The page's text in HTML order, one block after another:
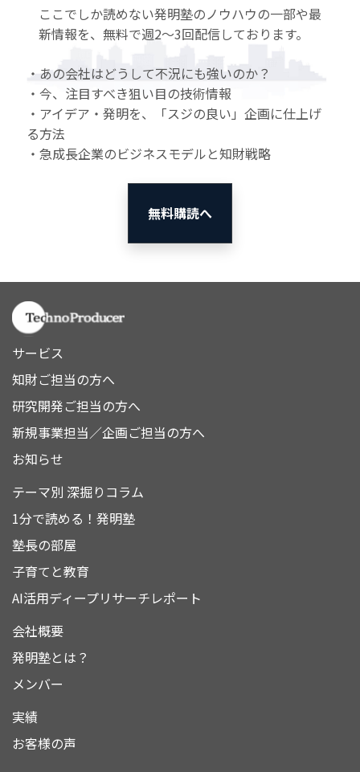
ここでしか読めない発明塾のノウハウの一部や最
新情報を、無料で週2〜3回配信しております。
・あの会社はどうして不況にも強いのか？
・今、注目すべき狙い目の技術情報
・アイデア・発明を、「スジの良い」企画に仕上げ
る方法
・急成長企業のビジネスモデルと知財戦略
無料購読へ
サービス
知財ご担当の方へ
研究開発ご担当の方へ
新規事業担当／企画ご担当の方へ
お知らせ
テーマ別 深掘りコラム
1分で読める！発明塾
塾長の部屋
子育てと教育
AI活用ディープリサーチレポート
会社概要
発明塾とは？
メンバー
実績
お客様の声